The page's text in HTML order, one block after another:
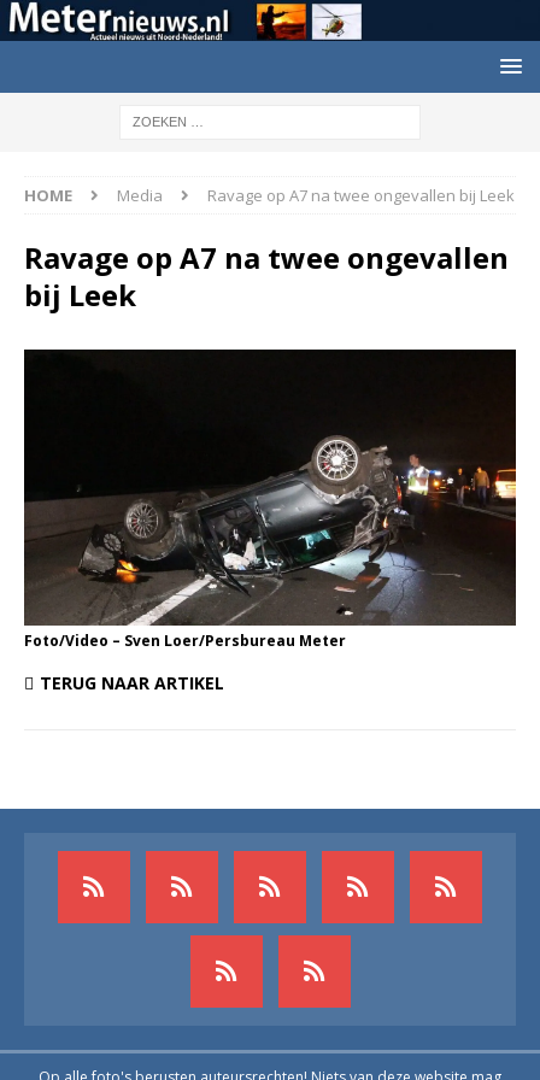
HOME Media Ravage op A7 na twee ongevallen bij Leek
Ravage op A7 na twee ongevallen
bij Leek
Foto/Video – Sven Loer/Persbureau Meter
TERUG NAAR ARTIKEL